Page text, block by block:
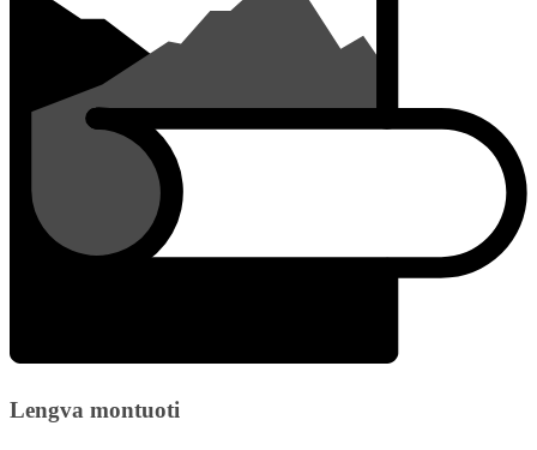
Lengva montuoti